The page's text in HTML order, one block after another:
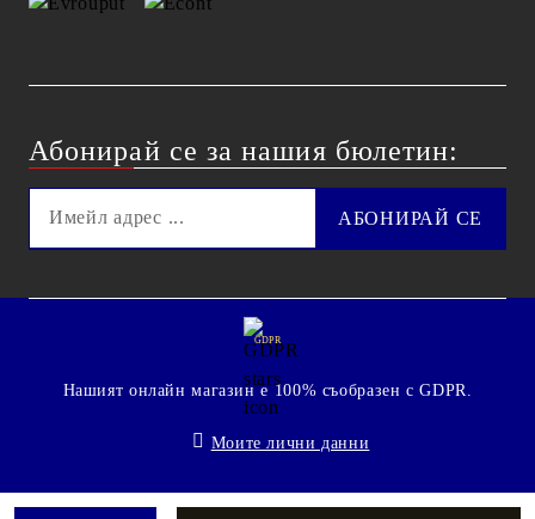
Абонирай се за нашия бюлетин:
GDPR
Нашият онлайн магазин е 100% съобразен с GDPR.
Моите лични данни